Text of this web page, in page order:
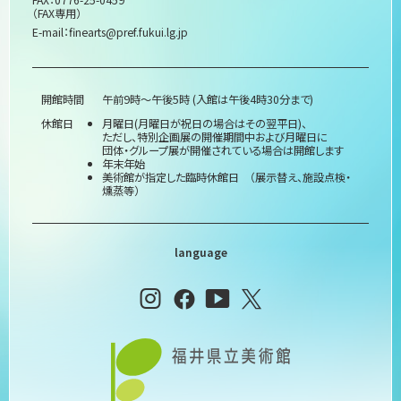
プライバシーポリシー
サイトマップ
（FAX専用）
E-mail：finearts@pref.fukui.lg.jp
開館時間
午前9時～午後5時 (入館は午後4時30分まで)
休館日
月曜日(月曜日が祝日の場合はその翌平日)、
ただし、特別企画展の開催期間中および月曜日に
団体・グループ展が開催されている場合は開館します
年末年始
美術館が指定した臨時休館日 （展示替え、施設点検・
燻蒸等）
language